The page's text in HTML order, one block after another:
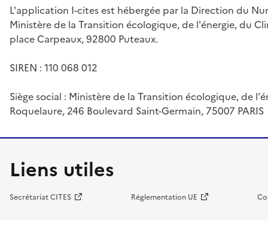
L'application I-cites est hébergée par la Direction du
Ministère de la Transition écologique, de l'énergie, du
place Carpeaux, 92800 Puteaux.
SIREN : 110 068 012
Siège social : Ministère de la Transition écologique, de
Roquelaure, 246 Boulevard Saint-Germain, 75007 PARIS
Liens utiles
Secrétariat CITES Réglementation UE